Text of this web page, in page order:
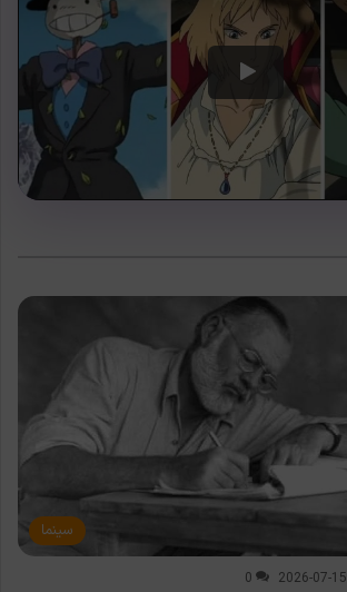
سینما
2026-07-15
0